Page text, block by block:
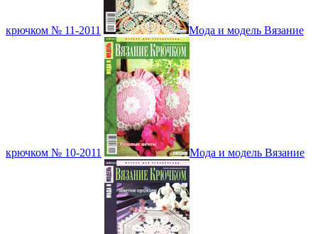
крючком № 11-2011 Мода и модель Вязание
крючком № 10-2011 Мода и модель Вязание